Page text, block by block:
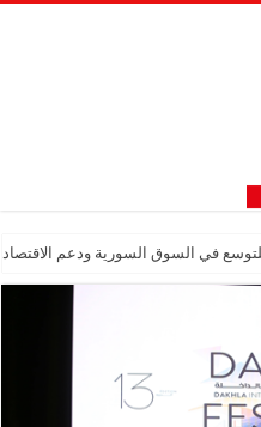
في السوق السورية ودعم الاقتصاد